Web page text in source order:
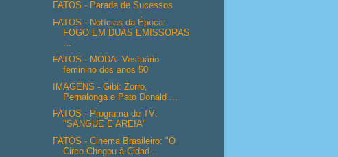
FATOS - Parada de Sucessos
FATOS - Notícias da Época:
FOGO EM DUAS EMISSORAS
...
FATOS - MODA: Vestuário
feminino dos anos 50
IMAGENS - Gibi: Zorro,
Pernalonga e Pato Donald ...
FATOS - Programa de TV:
"SANGUE E AREIA"
FATOS - Cinema Brasileiro: "O
Circo Chegou à Cidad...